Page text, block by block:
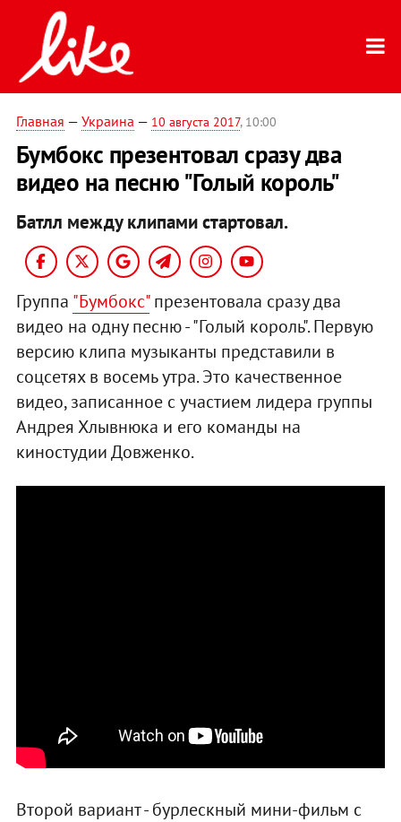
Главная — Украина — 10 августа 2017, 10:00
Бумбокс презентовал сразу два
видео на песню "Голый король"
Батлл между клипами стартовал.
Группа "Бумбокс"презентовала сразу два
видео на одну песню - "Голый король". Первую
версию клипа музыканты представили в
соцсетях в восемь утра. Это качественное
видео, записанное с участием лидера группы
Андрея Хлывнюка и его команды на
киностудии Довженко.
Второй вариант - бурлескный мини-фильм с